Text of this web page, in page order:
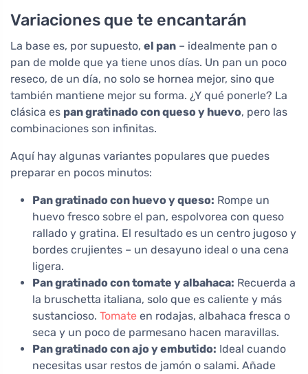
Variaciones que te encantarán
La base es, por supuesto, el pan – idealmente pan o
pan de molde que ya tiene unos días. Un pan un poco
reseco, de un día, no solo se hornea mejor, sino que
también mantiene mejor su forma. ¿Y qué ponerle? La
clásica es pan gratinado con queso y huevo, pero las
combinaciones son infinitas.
Aquí hay algunas variantes populares que puedes
preparar en pocos minutos:
Pan gratinado con huevo y queso: Rompe un
huevo fresco sobre el pan, espolvorea con queso
rallado y gratina. El resultado es un centro jugoso y
bordes crujientes – un desayuno ideal o una cena
ligera.
Pan gratinado con tomate y albahaca: Recuerda a
la bruschetta italiana, solo que es caliente y más
sustancioso. Tomate en rodajas, albahaca fresca o
seca y un poco de parmesano hacen maravillas.
Pan gratinado con ajo y embutido: Ideal cuando
necesitas usar restos de jamón o salami. Añade